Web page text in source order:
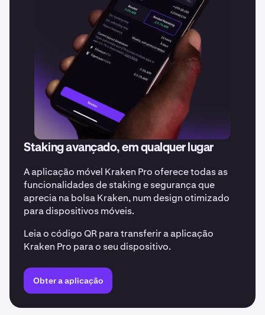
Staking avançado, em qualquer lugar
A aplicação móvel Kraken Pro oferece todas as
funcionalidades de staking e segurança que
aprecia na bolsa Kraken, num design otimizado
para dispositivos móveis.
Leia o código QR para transferir a aplicação
Kraken Pro para o seu dispositivo.
Obter a aplicação